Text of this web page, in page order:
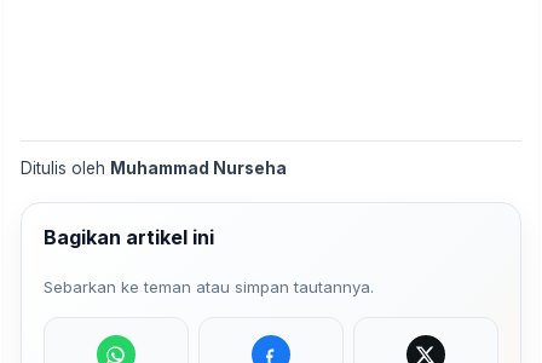
Ditulis oleh Muhammad Nurseha
Bagikan artikel ini
Sebarkan ke teman atau simpan tautannya.